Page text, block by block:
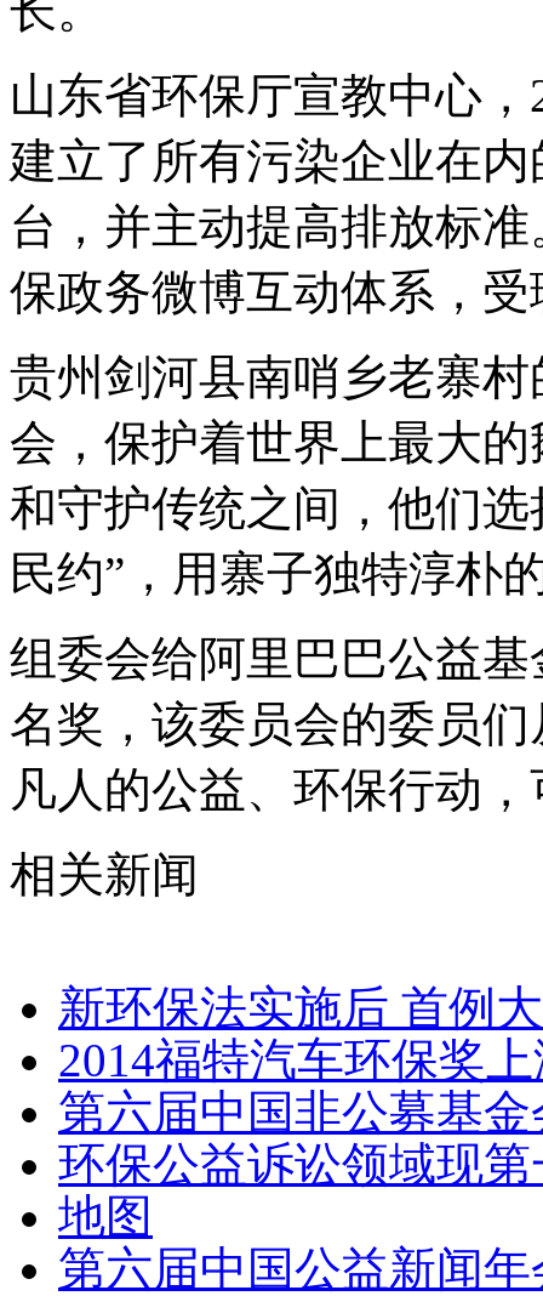
山东省环保厅宣教中心
建立了所有污染企业在
台，并主动提高排放标
保政务微博互动体系，
贵州剑河县南哨乡老寨
会，保护着世界上最大
和守护传统之间，他们
民约”，用寨子独特淳朴
组委会给阿里巴巴公益
名奖，该委员会的委员
凡人的公益、环保行动
相关新闻
新环保法实施后 首例
2014福特汽车环保奖
第六届中国非公募基
环保公益诉讼领域现
地图
第六届中国公益新闻